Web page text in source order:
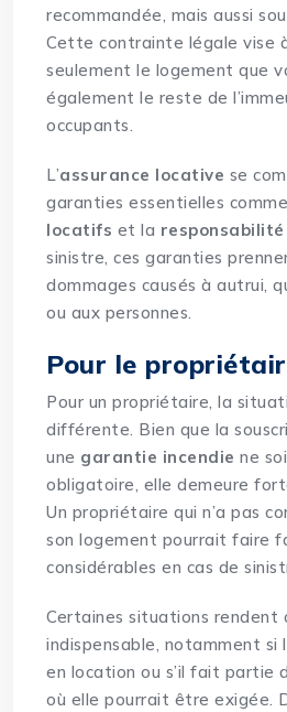
recommandée, mais aussi
Cette contrainte légale vise
seulement le logement que
également le reste de
occupants.
L’assurance locative se
garanties essentielles
locatifs et la
sinistre, ces garanties
dommages causés à autrui,
ou aux personnes.
Pour le
Pour un propriétaire, la
différente. Bien que la
une garantie incendie ne
obligatoire, elle demeure
Un propriétaire qui n’a pas
son logement pourrait faire
considérables en cas de
Certaines situations rendent
indispensable, notamment si
en location ou s’il fait partie
où elle pourrait être exigée.